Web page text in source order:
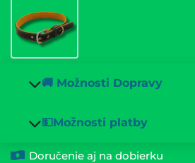
🚚 Možnosti Dopravy
💵Možnosti platby
Doručenie aj na dobierku